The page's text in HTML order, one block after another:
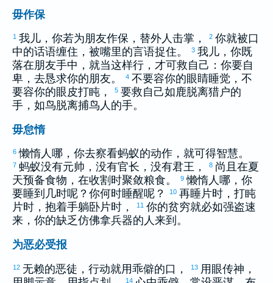
毋作保
1 我儿，你若为朋友作保，替外人击掌， 2 你就被口
中的话语缠住，被嘴里的言语捉住。
3 我儿，你既
落在朋友手中，就当这样行，才可救自己：你要自
卑，去恳求你的朋友。
4 不要容你的眼睛睡觉，不
要容你的眼皮打盹，
5 要救自己如鹿脱离猎户的
手，如鸟脱离捕鸟人的手。
毋怠惰
6 懒惰人哪，你去察看蚂蚁的动作，就可得智慧。
7 蚂蚁没有元帅，没有官长，没有君王， 8 尚且在夏
天预备食物，在收割时聚敛粮食。
9 懒惰人哪，你
要睡到几时呢？你何时睡醒呢？
10 再睡片时，打盹
片时，抱着手躺卧片时，
11 你的贫穷就必如强盗速
来，你的缺乏仿佛拿兵器的人来到。
为恶必受报
12 无赖的恶徒，行动就用乖僻的口， 13 用眼传神，
14